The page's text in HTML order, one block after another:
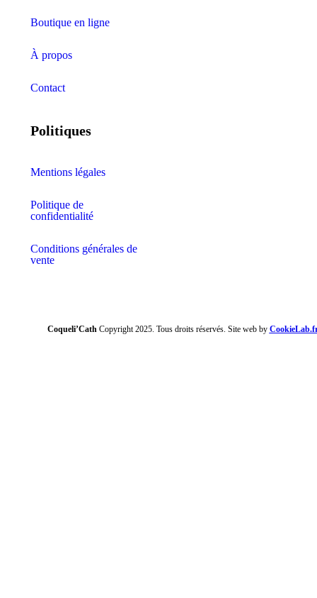
Boutique en ligne
À propos
Contact
Politiques
Mentions légales
Politique de
confidentialité
Conditions générales de
vente
Coqueli’CathCopyright 2025. Tous droits réservés. Site web by